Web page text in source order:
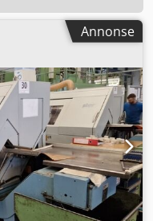
Annonse